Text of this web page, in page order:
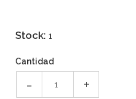
Stock: 1
Cantidad
- +